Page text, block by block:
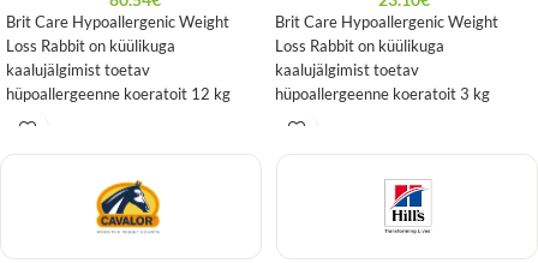
Brit Care Hypoallergenic Weight
Loss Rabbit on küülikuga
kaalujälgimist toetav
hüpoallergeenne koeratoit 12 kg
pakendis.
Brit Care Hypoallergenic Weight
Loss Rabbit on küülikuga
kaalujälgimist toetav
hüpoallergeenne koeratoit 3 kg
pakendis.